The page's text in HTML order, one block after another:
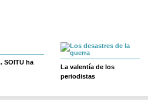
SOITU ha
La valentía de los
periodistas